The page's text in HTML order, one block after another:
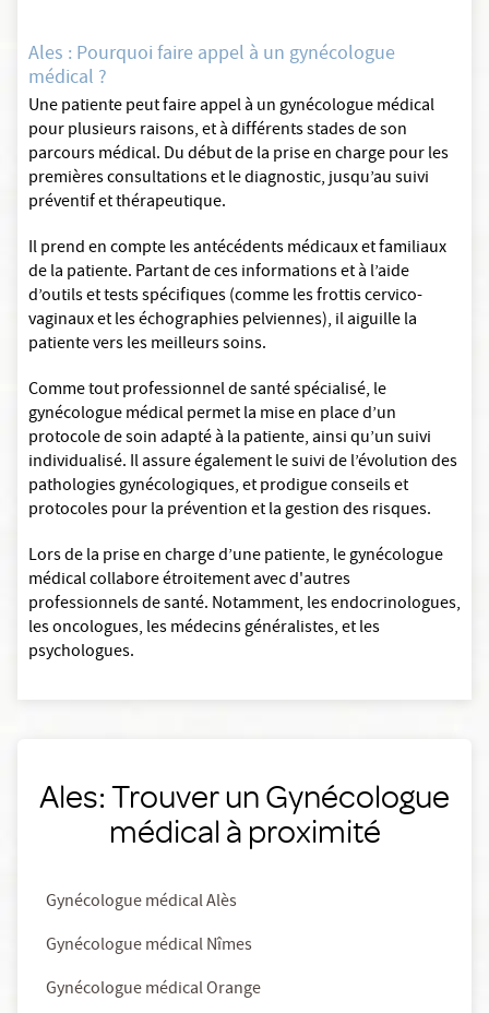
Ales : Pourquoi faire appel à un gynécologue
médical ?
Une patiente peut faire appel à un gynécologue médical
pour plusieurs raisons, et à différents stades de son
parcours médical. Du début de la prise en charge pour les
premières consultations et le diagnostic, jusqu’au suivi
préventif et thérapeutique.
Il prend en compte les antécédents médicaux et familiaux
de la patiente. Partant de ces informations et à l’aide
d’outils et tests spécifiques (comme les frottis cervico-
vaginaux et les échographies pelviennes), il aiguille la
patiente vers les meilleurs soins.
Comme tout professionnel de santé spécialisé, le
gynécologue médical permet la mise en place d’un
protocole de soin adapté à la patiente, ainsi qu’un suivi
individualisé. Il assure également le suivi de l’évolution des
pathologies gynécologiques, et prodigue conseils et
protocoles pour la prévention et la gestion des risques.
Lors de la prise en charge d’une patiente, le gynécologue
médical collabore étroitement avec d'autres
professionnels de santé. Notamment, les endocrinologues,
les oncologues, les médecins généralistes, et les
psychologues.
Ales: Trouver un Gynécologue
médical à proximité
Gynécologue médical Alès
Gynécologue médical Nîmes
Gynécologue médical Orange